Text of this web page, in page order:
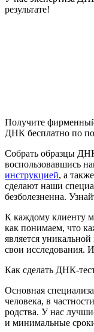
результате!
Получите фирменный
ДНК бесплатно по
Собрать образцы
воспользовавшись
инструкцией, а
сделают наши
безболезненна.
К каждому клиенту
как понимаем, что
является
свои исследования.
Как сделать ДНК-
Основная
человека, в
родства. У нас
и минимальные